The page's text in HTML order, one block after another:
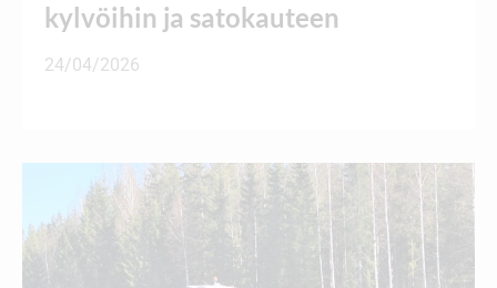
kylvöihin ja satokauteen
24/04/2026